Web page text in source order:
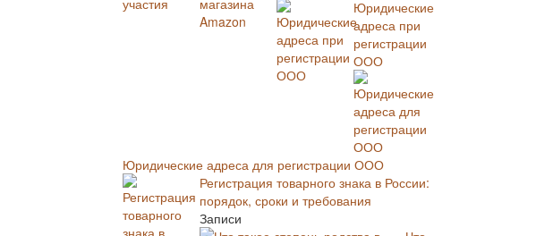
Юридические
адреса при
регистрации
ООО
Юридические адреса для регистрации ООО
Регистрация товарного знака в России:
порядок, сроки и требования
Записи